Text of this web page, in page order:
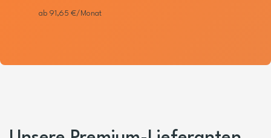
ab 91,65 €/Monat